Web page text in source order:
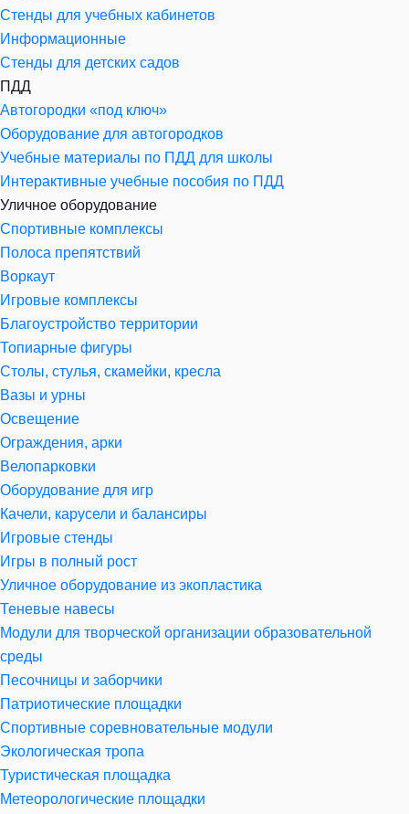
Стенды для учебных кабинетов
Информационные
Стенды для детских садов
ПДД
Автогородки «под ключ»
Оборудование для автогородков
Учебные материалы по ПДД для школы
Интерактивные учебные пособия по ПДД
Уличное оборудование
Спортивные комплексы
Полоса препятствий
Воркаут
Игровые комплексы
Благоустройство территории
Топиарные фигуры
Столы, стулья, скамейки, кресла
Вазы и урны
Освещение
Ограждения, арки
Велопарковки
Оборудование для игр
Качели, карусели и балансиры
Игровые стенды
Игры в полный рост
Уличное оборудование из экопластика
Теневые навесы
Модули для творческой организации образовательной
среды
Песочницы и заборчики
Патриотические площадки
Спортивные соревновательные модули
Экологическая тропа
Туристическая площадка
Метеорологические площадки